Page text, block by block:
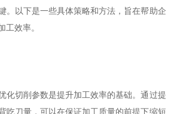
。以下是一些具体策略和方法，旨在帮助企
工效率。
切削参数是提升加工效率的基础。通过提
吃刀量，可以在保证加工质量的前提下缩短